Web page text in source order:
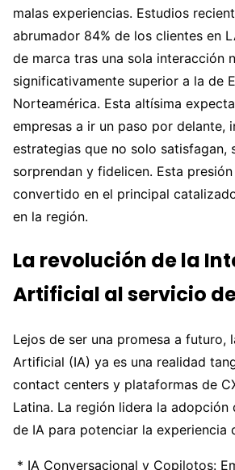
malas experiencias. Estudios
abrumador 84% de los clientes en
de marca tras una sola interacción
significativamente superior a la de
Norteamérica. Esta altísima
empresas a ir un paso por delante,
estrategias que no solo satisfagan,
sorprendan y fidelicen. Esta
convertido en el principal
en la región.
La revolución de la
Artificial al servicio
Lejos de ser una promesa a futuro,
Artificial (IA) ya es una realidad
contact centers y plataformas de
Latina. La región lidera la adopción
de IA para potenciar la experiencia
* IA Conversacional y Copilotos: